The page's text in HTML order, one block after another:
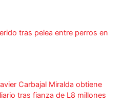
tras pelea entre perros en
Carbajal Miralda obtiene
tras fianza de L8 millones